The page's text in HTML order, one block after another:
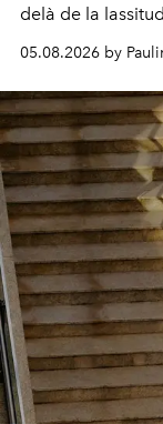
delà de la
personnages
05.08.2026 by